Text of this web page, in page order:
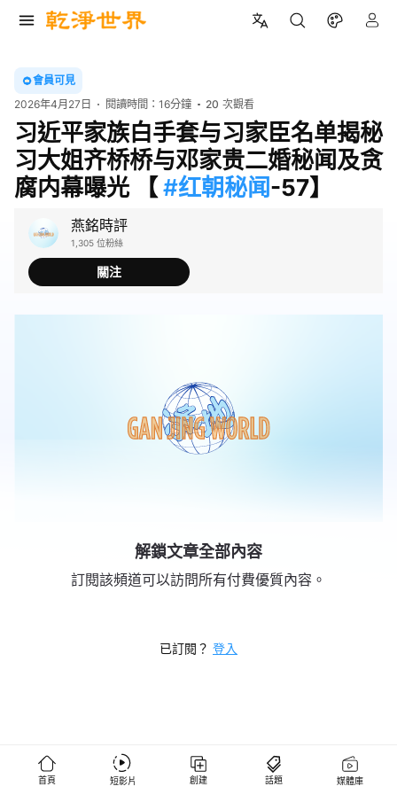
會員可見
2026年4月27日
閱讀時間：16分鐘 20 次觀看
习近平家族白手套与习家臣名单揭秘
习大姐齐桥桥与邓家贵二婚秘闻及贪
腐内幕曝光 【 #红朝秘闻-57】
燕銘時評
1,305 位粉絲
關注
https://www.ganjingworld.com/s/BB7n4nb1YZ 会员频道：
https://www.ganjingworld.com/s/Jv02qRVllx 燕铭商城：
https://www.patreon.com/yanmingshiping/shop 经典电影馆藏Ⅳ（不断更
關注
解鎖文章全部內容
訂閱該頻道可以訪問所有付費優質內容。
已訂閱？ 登入
首頁 短影片 創建 話題 媒體庫